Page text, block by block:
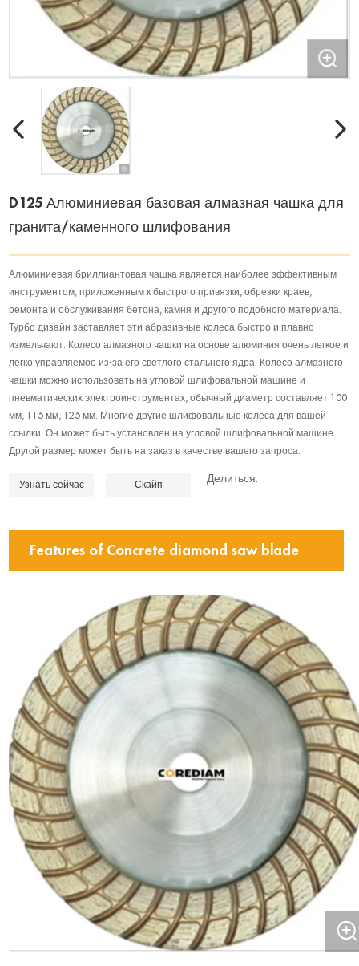
D125 Алюминиевая базовая алмазная чашка для
гранита/каменного шлифования
Алюминиевая бриллиантовая чашка является наиболее эффективным
инструментом, приложенным к быстрого привязки, обрезки краев,
ремонта и обслуживания бетона, камня и другого подобного материала.
Турбо дизайн заставляет эти абразивные колеса быстро и плавно
измельчают. Колесо алмазного чашки на основе алюминия очень легкое и
легко управляемое из-за его светлого стального ядра. Колесо алмазного
чашки можно использовать на угловой шлифовальной машине и
пневматических электроинструментах, обычный диаметр составляет 100
мм, 115 мм, 125 мм. Многие другие шлифовальные колеса для вашей
ссылки. Он может быть установлен на угловой шлифовальной машине.
Другой размер может быть на заказ в качестве вашего запроса.
Узнать сейчас Скайп
Делиться:
Features of Concrete diamond saw blade